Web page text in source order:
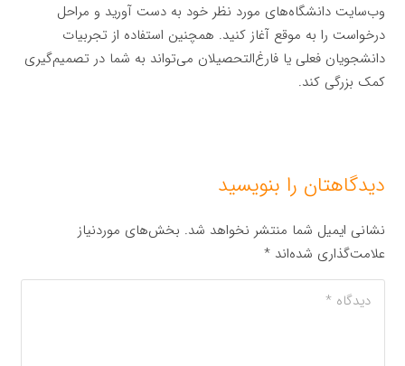
وب‌سایت دانشگاه‌های مورد نظر خود به دست آورید و مراحل
درخواست را به موقع آغاز کنید. همچنین استفاده از تجربیات
دانشجویان فعلی یا فارغ‌التحصیلان می‌تواند به شما در تصمیم‌گیری
کمک بزرگی کند.
دیدگاهتان را بنویسید
نشانی ایمیل شما منتشر نخواهد شد. بخش‌های موردنیاز
علامت‌گذاری شده‌اند*